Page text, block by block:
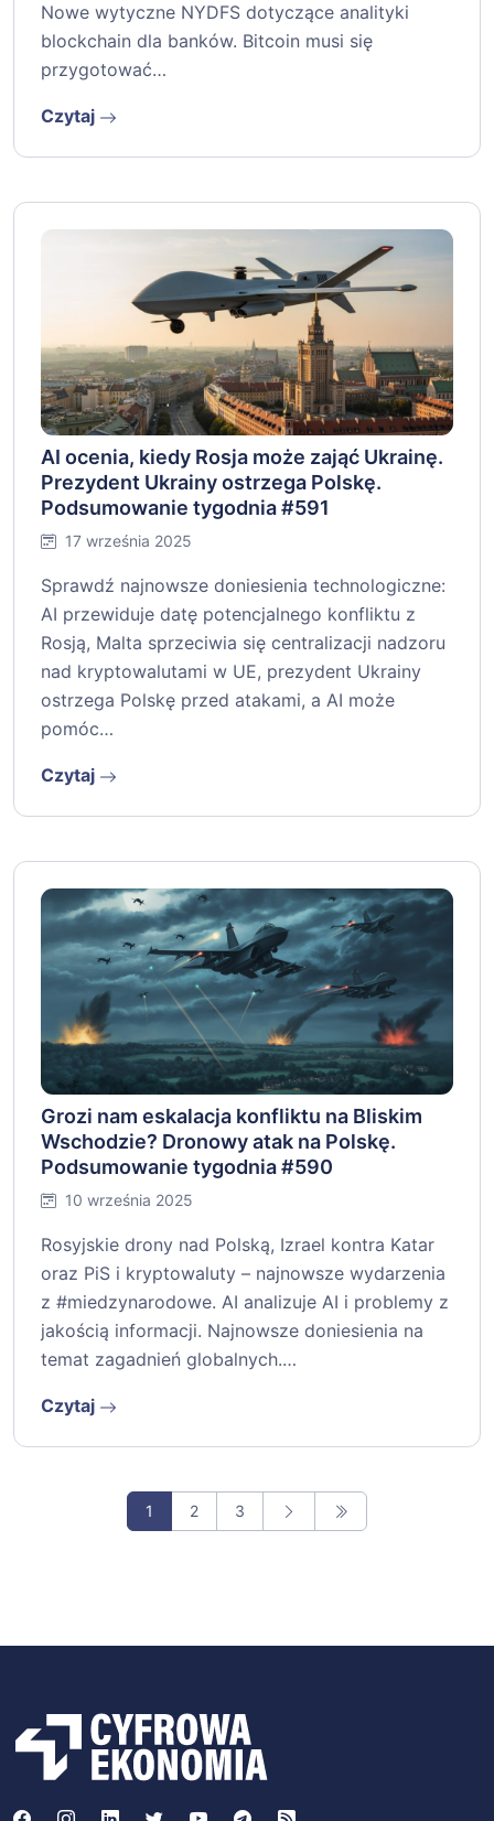
Nowe wytyczne NYDFS dotyczące analityki
blockchain dla banków. Bitcoin musi się
przygotować…
Czytaj
AI ocenia, kiedy Rosja może zająć Ukrainę.
Prezydent Ukrainy ostrzega Polskę.
Podsumowanie tygodnia #591
17 września 2025
Sprawdź najnowsze doniesienia technologiczne:
AI przewiduje datę potencjalnego konfliktu z
Rosją, Malta sprzeciwia się centralizacji nadzoru
nad kryptowalutami w UE, prezydent Ukrainy
ostrzega Polskę przed atakami, a AI może
pomóc…
Czytaj
Grozi nam eskalacja konfliktu na Bliskim
Wschodzie? Dronowy atak na Polskę.
Podsumowanie tygodnia #590
10 września 2025
Rosyjskie drony nad Polską, Izrael kontra Katar
oraz PiS i kryptowaluty – najnowsze wydarzenia
z #miedzynarodowe. AI analizuje AI i problemy z
jakością informacji. Najnowsze doniesienia na
temat zagadnień globalnych.…
Czytaj
1 2 3